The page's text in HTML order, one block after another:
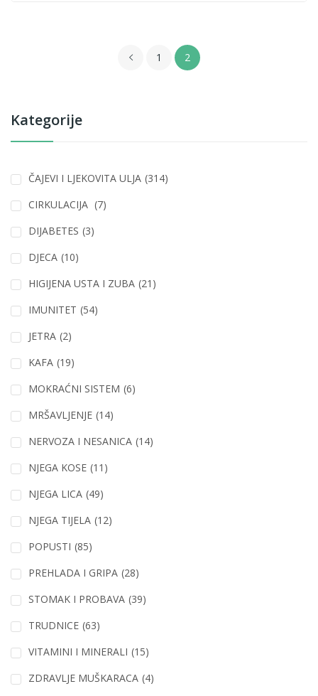
1 2
Kategorije
ČAJEVI I LJEKOVITA ULJA (314)
CIRKULACIJA (7)
DIJABETES (3)
DJECA (10)
HIGIJENA USTA I ZUBA (21)
IMUNITET (54)
JETRA (2)
KAFA (19)
MOKRAĆNI SISTEM (6)
MRŠAVLJENJE (14)
NERVOZA I NESANICA (14)
NJEGA KOSE (11)
NJEGA LICA (49)
NJEGA TIJELA (12)
POPUSTI (85)
PREHLADA I GRIPA (28)
STOMAK I PROBAVA (39)
TRUDNICE (63)
VITAMINI I MINERALI (15)
ZDRAVLJE MUŠKARACA (4)